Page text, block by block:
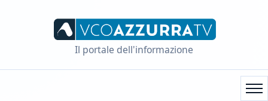
Il portale dell'informazione